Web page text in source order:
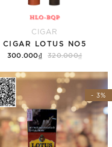
CIGAR
CIGAR LOTUS NO5
300.000₫ 320.000₫
Thêm vào giỏ hàng
- 3%